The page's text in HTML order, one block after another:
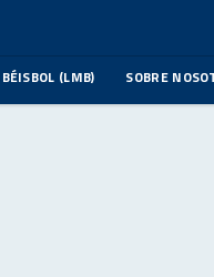
(LMB) SOBRE